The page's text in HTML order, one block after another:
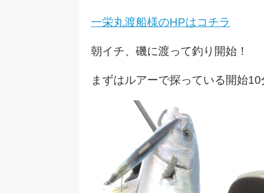
一栄丸渡船様のHPはコチラ
朝イチ、磯に渡って釣り開始！
まずはルアーで探っている開始10